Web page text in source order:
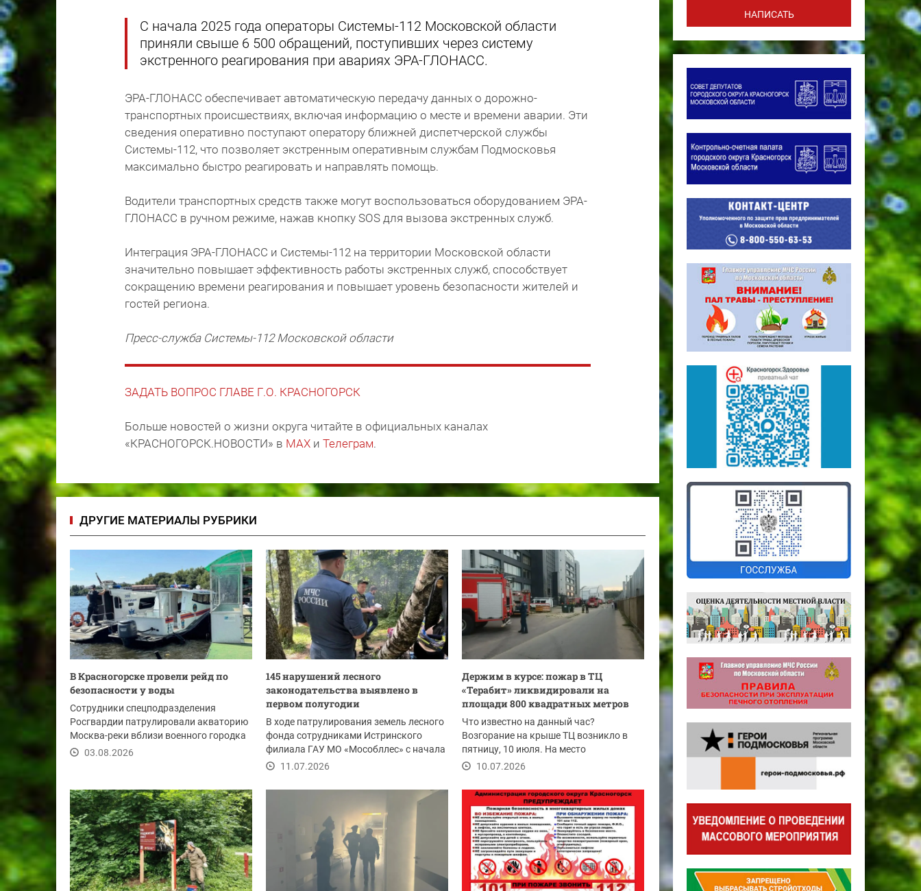
С начала 2025 года операторы Системы-112 Московской области
приняли свыше 6 500 обращений, поступивших через систему
экстренного реагирования при авариях ЭРА-ГЛОНАСС.
ЭРА-ГЛОНАСС обеспечивает автоматическую передачу данных о дорожно-
транспортных происшествиях, включая информацию о месте и времени аварии. Эти
сведения оперативно поступают оператору ближней диспетчерской службы
Системы-112, что позволяет экстренным оперативным службам Подмосковья
максимально быстро реагировать и направлять помощь.
Водители транспортных средств также могут воспользоваться оборудованием ЭРА-
ГЛОНАСС в ручном режиме, нажав кнопку SOS для вызова экстренных служб.
Интеграция ЭРА-ГЛОНАСС и Системы-112 на территории Московской области
значительно повышает эффективность работы экстренных служб, способствует
сокращению времени реагирования и повышает уровень безопасности жителей и
гостей региона.
Пресс-служба Системы-112 Московской области
ЗАДАТЬ ВОПРОС ГЛАВЕ Г.О. КРАСНОГОРСК
Больше новостей о жизни округа читайте в официальных каналах
«КРАСНОГОРСК.НОВОСТИ» в MAX и Телеграм.
ДРУГИЕ МАТЕРИАЛЫ РУБРИКИ
В Красногорске провели рейд по
безопасности у воды
Сотрудники спецподразделения
Росгвардии патрулировали акваторию
Москва-реки вблизи военного городка
Павшино....
03.08.2026
145 нарушений лесного
законодательства выявлено в
первом полугодии
В ходе патрулирования земель лесного
фонда сотрудниками Истринского
филиала ГАУ МО «Мособллес» с начала
года выявлено...
11.07.2026
Держим в курсе: пожар в ТЦ
«Терабит» ликвидировали на
площади 800 квадратных метров
Что известно на данный час?
Возгорание на крыше ТЦ возникло в
пятницу, 10 июля. На место
происшествия были...
10.07.2026
НАПИСАТЬ